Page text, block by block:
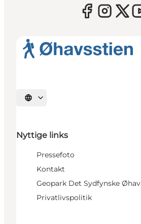
Vælg sprog
Nyttige links
Pressefoto
Kontakt
Geopark Det Sydfynske Øhav
Privatlivspolitik